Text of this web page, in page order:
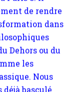
les
Nous
basculé
la plupart des
du WWe
hors contrat est